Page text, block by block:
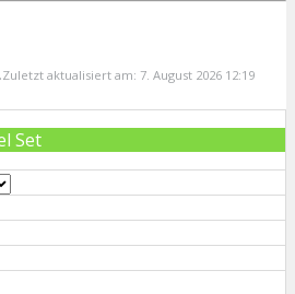
Zuletzt aktualisiert am: 7. August 2026 12:19
Set